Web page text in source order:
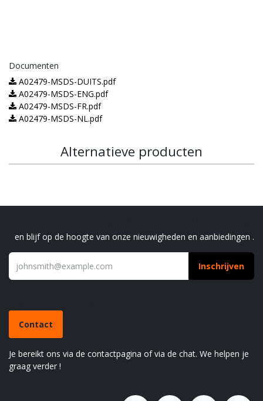
Documenten
A02479-MSDS-DUITS.pdf
A02479-MSDS-ENG.pdf
A02479-MSDS-FR.pdf
A02479-MSDS-NL.pdf
Alternatieve producten
en blijf op de hoogte van onze nieuwigheden en aanbiedingen .
Inschrijven
Contact
Je bereikt ons via de contactpagina of via de chat. We helpen je
graag verder !